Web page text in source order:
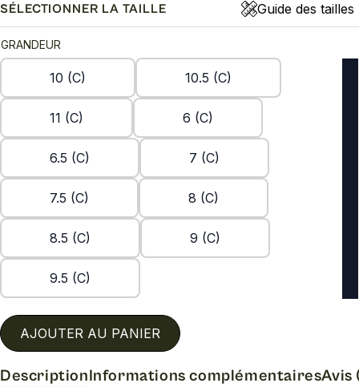
SÉLECTIONNER LA TAILLE Guide des tailles
GRANDEUR
10 (C) 10.5 (C)
11 (C) 6 (C)
6.5 (C) 7 (C)
7.5 (C) 8 (C)
8.5 (C) 9 (C)
9.5 (C)
AJOUTER AU PANIER
DescriptionInformations complémentairesAvis